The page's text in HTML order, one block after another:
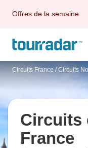
Offres de la semaine
Circuits France / Circuits
Circuits
France